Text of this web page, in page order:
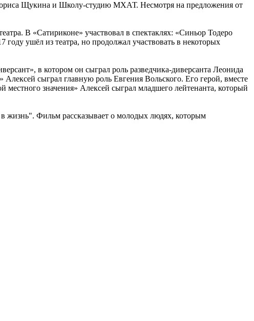
Щукина и Школу-студию МХАТ. Несмотря на предложения от
В «Сатириконе» участвовал в спектаклях: «Синьор Тодеро
ушёл из театра, но продолжал участвовать в некоторых
в котором он сыграл роль разведчика-диверсанта Леонида
сыграл главную роль Евгения Вольского. Его герой, вместе
значения» Алексей сыграл младшего лейтенанта, который
жизнь". Фильм рассказывает о молодых людях, которым